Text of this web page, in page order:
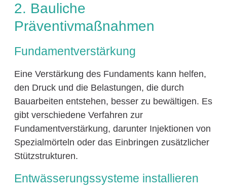
2. Bauliche
Präventivmaßnahmen
Fundamentverstärkung
Eine Verstärkung des Fundaments kann helfen,
den Druck und die Belastungen, die durch
Bauarbeiten entstehen, besser zu bewältigen. Es
gibt verschiedene Verfahren zur
Fundamentverstärkung, darunter Injektionen von
Spezialmörteln oder das Einbringen zusätzlicher
Stützstrukturen.
Entwässerungssysteme installieren